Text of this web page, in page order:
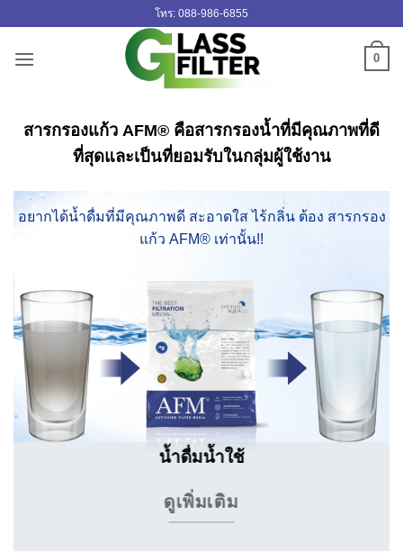
โทร: 088-986-6855
0
สารกรองแก้ว AFM® คือสารกรองน้ำที่มีคุณภาพที่ดี
ที่สุดและเป็นที่ยอมรับในกลุ่มผู้ใช้งาน
น้ำดื่มน้ำใช้
ดูเพิ่มเติม
อยากได้น้ำดื่มที่มีคุณภาพดี สะอาดใส ไร้กลิ่น ต้อง สารกรอง
แก้ว AFM® เท่านั้น!!